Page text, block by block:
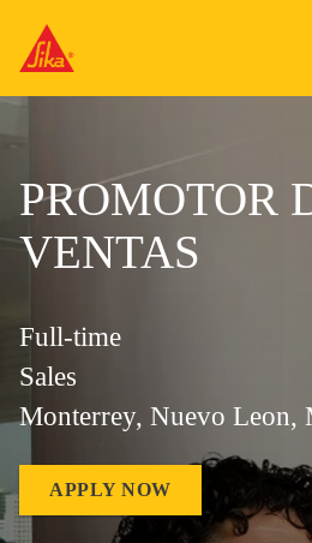
PROMOTOR
VENTAS
Full-time
Sales
Monterrey, Nuevo Leon,
APPLY NOW